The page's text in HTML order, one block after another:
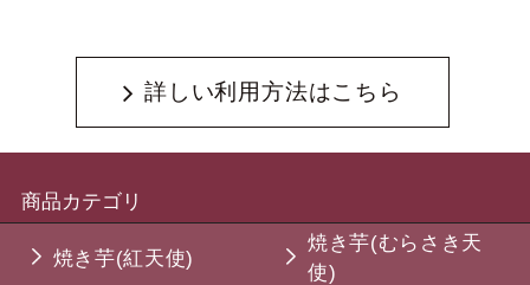
詳しい利用方法はこちら
商品カテゴリ
焼き芋(紅天使)
焼き芋(むらさき天
使)